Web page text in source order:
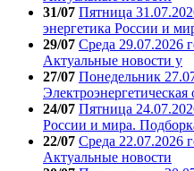
31/07 Пятница
энергетика России и
29/07 Среда 29.07.2026
Актуальные новости у
27/07 Понедельник
24/07 Пятница
России и мира.
22/07 Среда 22.07.2026
Актуальные новости